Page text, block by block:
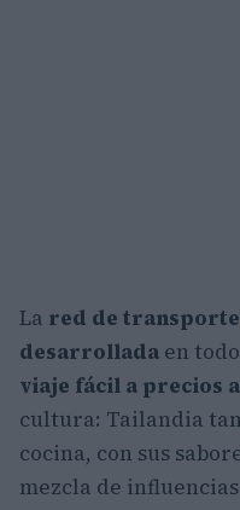
La red de
desarrollada en
viaje fácil a precios
cultura: Tailandia
cocina, con sus
mezcla de